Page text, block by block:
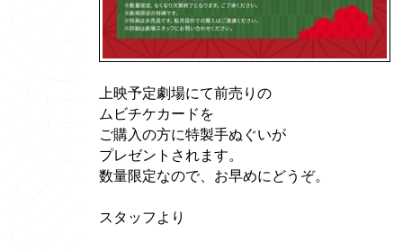
上映予定劇場にて前売りの
ムビチケカードを
ご購入の方に特製手ぬぐいが
プレゼントされます。
数量限定なので、お早めにどうぞ。
スタッフより